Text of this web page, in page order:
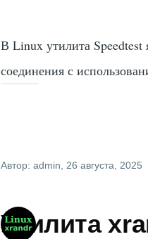
В Linux утилита Speedtest
соединения с
Автор:admin , 26 августа, 2025
Утилита